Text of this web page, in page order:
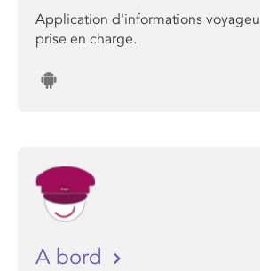
Application d'informations
prise en charge.
A bord